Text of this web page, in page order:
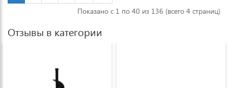
Показано с 1 по 40 из 136 (всего 4 страниц)
Отзывы в категории